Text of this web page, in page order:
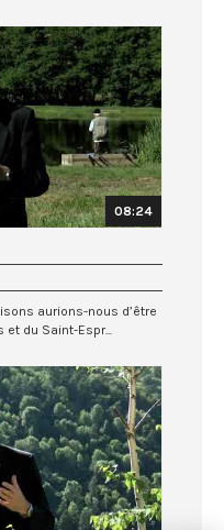
08:24
aurions-nous d’être
et du Saint-Espr...